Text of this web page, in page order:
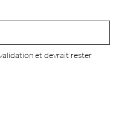
et devrait rester